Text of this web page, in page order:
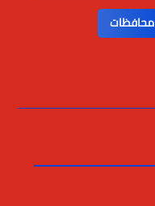
محافظات